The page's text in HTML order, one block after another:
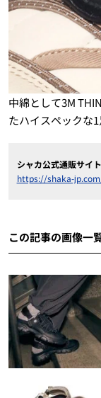
中綿として3M
たハイスペックな1
シャカ公式通販サイト
https://shaka-
この記事の画像一